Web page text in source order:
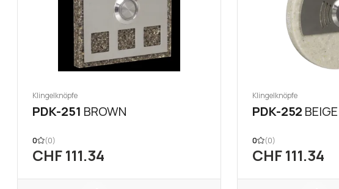
Klingelknöpfe
PDK-251 BROWN
0 (0)
CHF 111.34
Klingelknöpfe
PDK-252 BEIGE
0 (0)
CHF 111.34